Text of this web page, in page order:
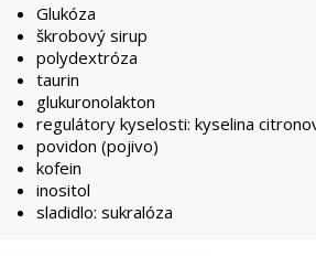
Glukóza
škrobový sirup
polydextróza
taurin
glukuronolakton
regulátory kyselosti: kyselina
povidon (pojivo)
kofein
inositol
sladidlo: sukralóza